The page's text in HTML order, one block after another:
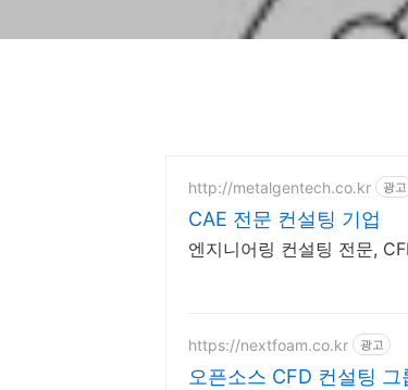
http://metalgentech.co.kr 광고
CAE 전문 컨설팅 기업
엔지니어링 컨설팅 전문,
https://nextfoam.co.kr 광고
오픈소스 CFD 컨설팅 그